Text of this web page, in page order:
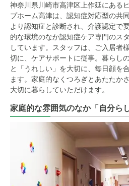
神奈川県川崎市高津区上作延にある
プホーム高津は、認知症対応型の共
より認知症と診断され、介護認定で
的な環境のなか認知症ケア専門のス
しています。スタッフは、ご入居者
切に、ケアサポートに従事。暮らし
と「うれしい」を大切に、毎日顔を
ます。家庭的なくつろぎとあたたか
大切に暮らしていただけます。
家庭的な雰囲気のなか「自分ら